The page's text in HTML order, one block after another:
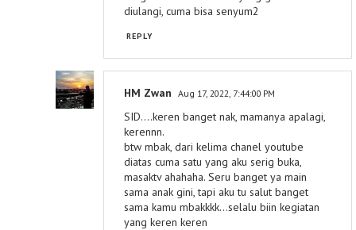
diulangi, cuma bisa senyum2
REPLY
HM Zwan Aug 17, 2022, 7:44:00 PM
SID....keren banget nak, mamanya apalagi,
kerennn.
btw mbak, dari kelima chanel youtube
diatas cuma satu yang aku serig buka,
masaktv ahahaha. Seru banget ya main
sama anak gini, tapi aku tu salut banget
sama kamu mbakkkk...selalu biin kegiatan
yang keren keren